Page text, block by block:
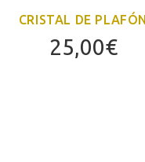
CRISTAL DE PLAFÓN
25,00€